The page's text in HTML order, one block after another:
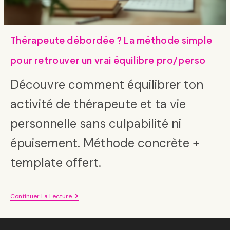
Thérapeute débordée ? La méthode simple
pour retrouver un vrai équilibre pro/perso
Découvre comment équilibrer ton
activité de thérapeute et ta vie
personnelle sans culpabilité ni
épuisement. Méthode concrète +
template offert.
Continuer La LectureThérapeute
La